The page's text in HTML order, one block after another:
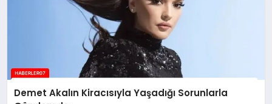
Demet Akalın Kiracısıyla Yaşadığı Sorunlarla